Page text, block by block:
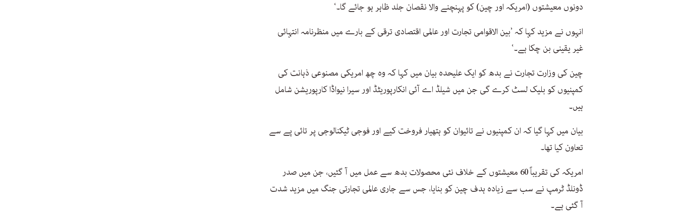
دونوں معیشتوں (امریکہ اور چین) کو پہنچنے والا نقصان جلد ظاہر ہو جائے گا۔‘
انہوں نے مزید کہا کہ ’بین الاقوامی تجارت اور عالمی اقتصادی ترقی کے بارے میں منظرنامہ انتہائی
غیر یقینی بن چکا ہے۔‘
چین کی وزارت تجارت نے بدھ کو ایک علیحدہ بیان میں کہا کہ وہ چھ امریکی مصنوعی ذہانت کی
کمپنیوں کو بلیک لسٹ کرے گی جن میں شیلڈ اے آئی انکارپوریٹڈ اور سیرا نیواڈا کارپوریشن شامل
ہیں۔
بیان میں کہا گیا کہ ان کمپنیوں نے تائیوان کو ہتھیار فروخت کیے اور فوجی ٹیکنالوجی پر تائی پے سے
تعاون کیا تھا۔
امریکہ کی تقریباً 60 معیشتوں کے خلاف نئی محصولات بدھ سے عمل میں آ گئیں، جن میں صدر
ڈونلڈ ٹرمپ نے سب سے زیادہ ہدف چین کو بنایا، جس سے جاری عالمی تجارتی جنگ میں مزید شدت
آ گئی ہے۔